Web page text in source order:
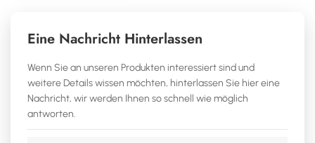
Eine Nachricht Hinterlassen
Wenn Sie an unseren Produkten interessiert sind und
weitere Details wissen möchten, hinterlassen Sie hier eine
Nachricht, wir werden Ihnen so schnell wie möglich
antworten.